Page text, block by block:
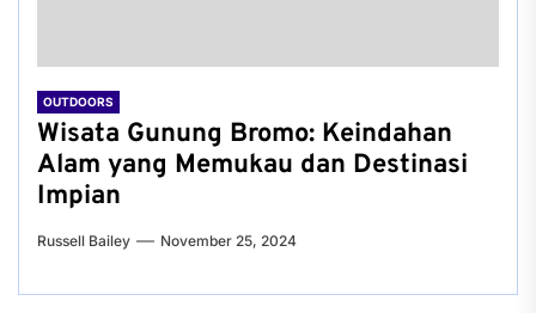
OUTDOORS
Wisata Gunung Bromo: Keindahan
Alam yang Memukau dan Destinasi
Impian
Russell Bailey November 25, 2024